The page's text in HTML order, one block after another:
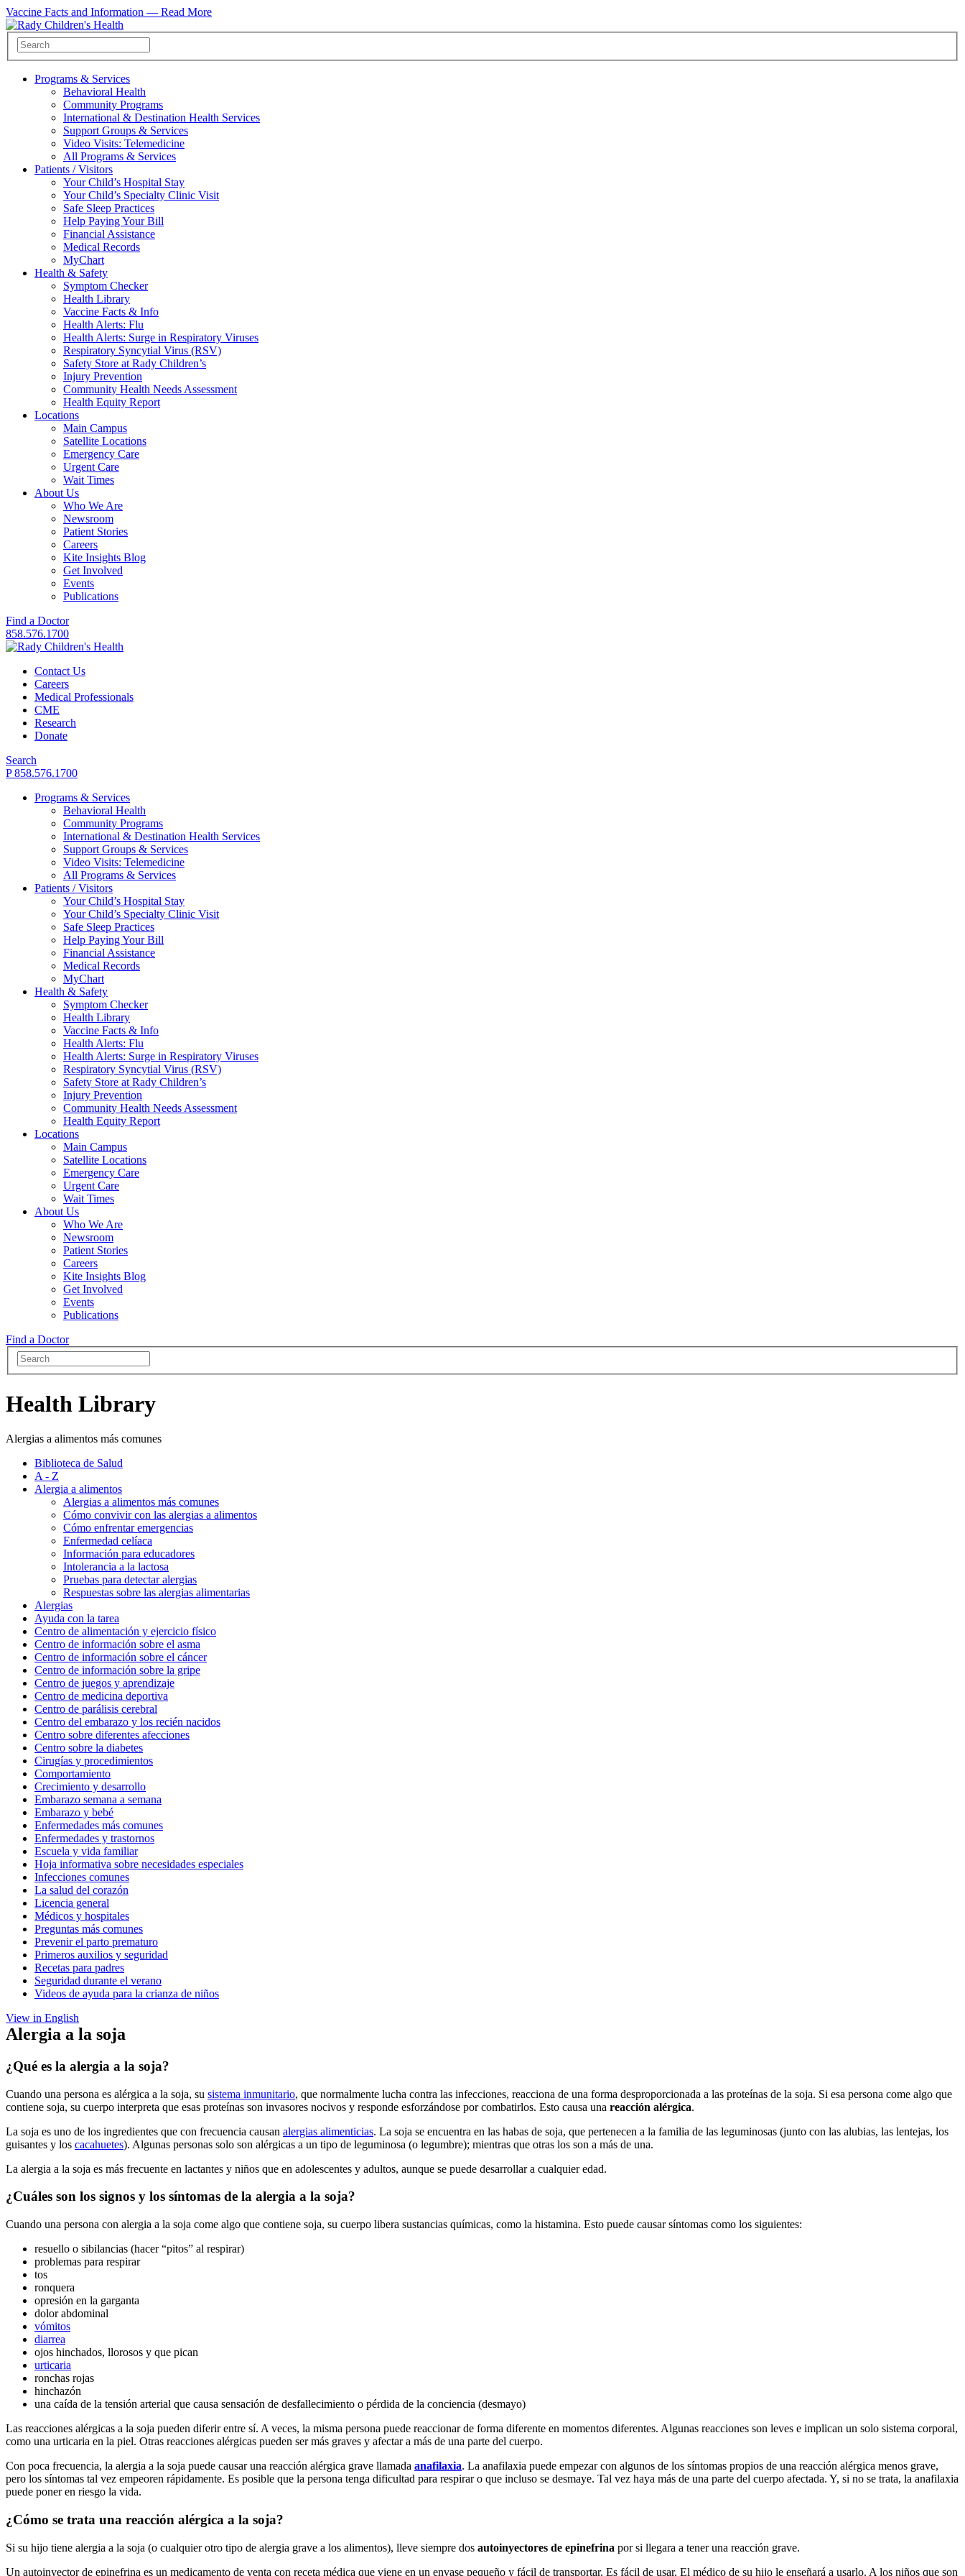
Vaccine Facts and Information — Read More
Programs & Services
Behavioral Health
Community Programs
International & Destination Health Services
Support Groups & Services
Video Visits: Telemedicine
All Programs & Services
Patients / Visitors
Your Child’s Hospital Stay
Your Child’s Specialty Clinic Visit
Safe Sleep Practices
Help Paying Your Bill
Financial Assistance
Medical Records
MyChart
Health & Safety
Symptom Checker
Health Library
Vaccine Facts & Info
Health Alerts: Flu
Health Alerts: Surge in Respiratory Viruses
Respiratory Syncytial Virus (RSV)
Safety Store at Rady Children’s
Injury Prevention
Community Health Needs Assessment
Health Equity Report
Locations
Main Campus
Satellite Locations
Emergency Care
Urgent Care
Wait Times
About Us
Who We Are
Newsroom
Patient Stories
Careers
Kite Insights Blog
Get Involved
Events
Publications
Find a Doctor
858.576.1700
Contact Us
Careers
Medical Professionals
CME
Research
Donate
Search
P 858.576.1700
Programs & Services
Behavioral Health
Community Programs
International & Destination Health Services
Support Groups & Services
Video Visits: Telemedicine
All Programs & Services
Patients / Visitors
Your Child’s Hospital Stay
Your Child’s Specialty Clinic Visit
Safe Sleep Practices
Help Paying Your Bill
Financial Assistance
Medical Records
MyChart
Health & Safety
Symptom Checker
Health Library
Vaccine Facts & Info
Health Alerts: Flu
Health Alerts: Surge in Respiratory Viruses
Respiratory Syncytial Virus (RSV)
Safety Store at Rady Children’s
Injury Prevention
Community Health Needs Assessment
Health Equity Report
Locations
Main Campus
Satellite Locations
Emergency Care
Urgent Care
Wait Times
About Us
Who We Are
Newsroom
Patient Stories
Careers
Kite Insights Blog
Get Involved
Events
Publications
Find a Doctor
Health Library
Alergias a alimentos más comunes
Biblioteca de Salud
A - Z
Alergia a alimentos
Alergias a alimentos más comunes
Cómo convivir con las alergias a alimentos
Cómo enfrentar emergencias
Enfermedad celíaca
Información para educadores
Intolerancia a la lactosa
Pruebas para detectar alergias
Respuestas sobre las alergias alimentarias
Alergias
Ayuda con la tarea
Centro de alimentación y ejercicio físico
Centro de información sobre el asma
Centro de información sobre el cáncer
Centro de información sobre la gripe
Centro de juegos y aprendizaje
Centro de medicina deportiva
Centro de parálisis cerebral
Centro del embarazo y los recién nacidos
Centro sobre diferentes afecciones
Centro sobre la diabetes
Cirugías y procedimientos
Comportamiento
Crecimiento y desarrollo
Embarazo semana a semana
Embarazo y bebé
Enfermedades más comunes
Enfermedades y trastornos
Escuela y vida familiar
Hoja informativa sobre necesidades especiales
Infecciones comunes
La salud del corazón
Licencia general
Médicos y hospitales
Preguntas más comunes
Prevenir el parto prematuro
Primeros auxilios y seguridad
Recetas para padres
Seguridad durante el verano
Videos de ayuda para la crianza de niños
View in English
Alergia a la soja
¿Qué es la alergia a la soja?
Cuando una persona es alérgica a la soja, su sistema inmunitario, que normalmente lucha contra las infecciones, reacciona de una forma desproporcionada a las proteínas de la soja. Si esa persona come algo que
contiene soja, su cuerpo interpreta que esas proteínas son invasores nocivos y responde esforzándose por combatirlos. Esto causa una reacción alérgica.
La soja es uno de los ingredientes que con frecuencia causan alergias alimenticias. La soja se encuentra en las habas de soja, que pertenecen a la familia de las leguminosas (junto con las alubias, las lentejas, los
guisantes y los cacahuetes). Algunas personas solo son alérgicas a un tipo de leguminosa (o legumbre); mientras que otras los son a más de una.
La alergia a la soja es más frecuente en lactantes y niños que en adolescentes y adultos, aunque se puede desarrollar a cualquier edad.
¿Cuáles son los signos y los síntomas de la alergia a la soja?
Cuando una persona con alergia a la soja come algo que contiene soja, su cuerpo libera sustancias químicas, como la histamina. Esto puede causar síntomas como los siguientes:
resuello o sibilancias (hacer “pitos” al respirar)
problemas para respirar
tos
ronquera
opresión en la garganta
dolor abdominal
vómitos
diarrea
ojos hinchados, llorosos y que pican
urticaria
ronchas rojas
hinchazón
una caída de la tensión arterial que causa sensación de desfallecimiento o pérdida de la conciencia (desmayo)
Las reacciones alérgicas a la soja pueden diferir entre sí. A veces, la misma persona puede reaccionar de forma diferente en momentos diferentes. Algunas reacciones son leves e implican un solo sistema corporal,
como una urticaria en la piel. Otras reacciones alérgicas pueden ser más graves y afectar a más de una parte del cuerpo.
Con poca frecuencia, la alergia a la soja puede causar una reacción alérgica grave llamada anafilaxia. La anafilaxia puede empezar con algunos de los síntomas propios de una reacción alérgica menos grave,
pero los síntomas tal vez empeoren rápidamente. Es posible que la persona tenga dificultad para respirar o que incluso se desmaye. Tal vez haya más de una parte del cuerpo afectada. Y, si no se trata, la anafilaxia
puede poner en riesgo la vida.
¿Cómo se trata una reacción alérgica a la soja?
Si su hijo tiene alergia a la soja (o cualquier otro tipo de alergia grave a los alimentos), lleve siempre dos autoinyectores de epinefrina por si llegara a tener una reacción grave.
Un autoinyector de epinefrina es un medicamento de venta con receta médica que viene en un envase pequeño y fácil de transportar. Es fácil de usar. El médico de su hijo le enseñará a usarlo. A los niños que son